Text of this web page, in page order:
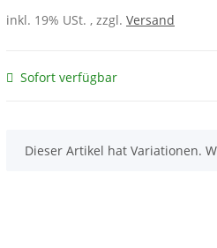
inkl. 19% USt. , zzgl. Versand
Sofort verfügbar
x
Dieser Artikel hat Variationen.